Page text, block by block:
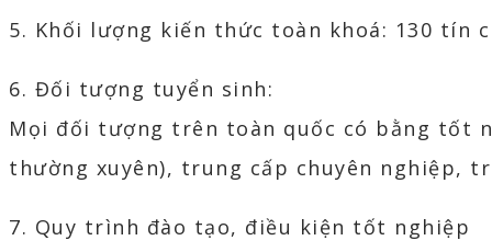
5. Khối lượng kiến thức toàn khoá: 130 tín
6. Đối tượng tuyển sinh:
Mọi đối tượng trên toàn quốc có bằng tốt
thường xuyên), trung cấp chuyên nghiệp,
7. Quy trình đào tạo, điều kiện tốt nghiệp